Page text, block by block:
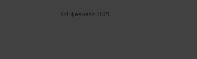
04 февраля 2021